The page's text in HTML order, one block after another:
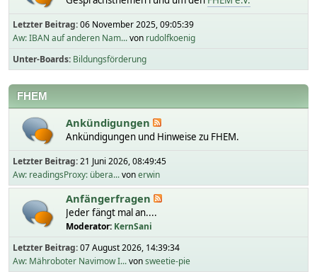
Letzter Beitrag:06 November 2025, 09:05:39
Aw: IBAN auf anderen Nam...von rudolfkoenig
Unter-Boards Bildungsförderung
FHEM
Ankündigungen
Ankündigungen und Hinweise zu FHEM.
Letzter Beitrag:21 Juni 2026, 08:49:45
Aw: readingsProxy: übera...vonerwin
Anfängerfragen
Jeder fängt mal an....
Moderator: KernSani
Letzter Beitrag:07 August 2026, 14:39:34
Aw: Mähroboter Navimow I...vonsweetie-pie